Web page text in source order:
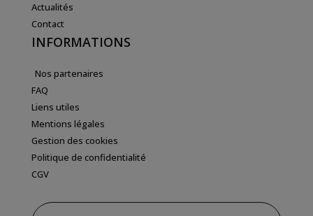
Actualités
Contact
INFORMATIONS
Nos partenaires
FAQ
Liens utiles
Mentions légales
Gestion des cookies
Politique de confidentialité
CGV